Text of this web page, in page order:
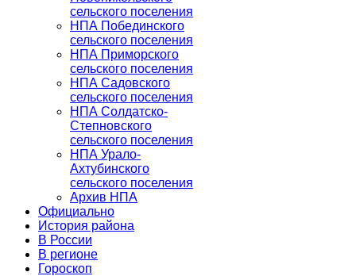
сельского поселения
НПА Побединского
сельского поселения
НПА Приморского
сельского поселения
НПА Садовского
сельского поселения
НПА Солдатско-
Степновского
сельского поселения
НПА Урало-
Ахтубинского
сельского поселения
Архив НПА
Официально
История района
В России
В регионе
Гороскоп